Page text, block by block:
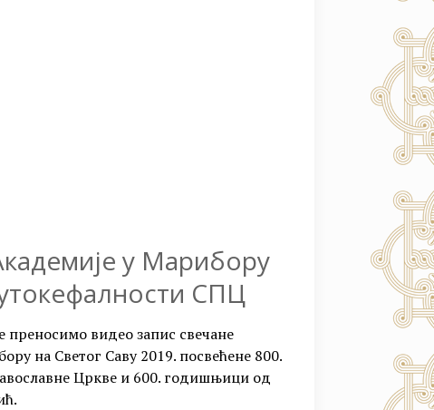
у Марибору
СПЦ
преносимо видео запис свечане
на Светог Саву 2019. посвећене 800.
Цркве и 600. годишњици од